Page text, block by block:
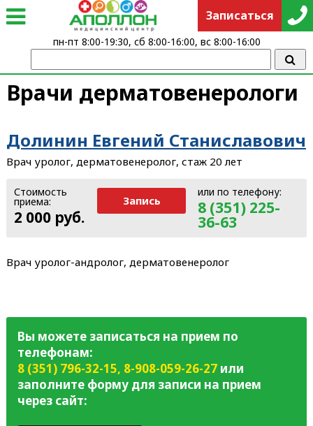
Врачи дерматовенерологи
Долинин Евгений Станиславович
Врач уролог, дерматовенеролог, стаж 20 лет
или по телефону:
8 (351) 225-
36-63
Стоимость
приема:
2 000 руб.
Запись
Врач уролог-андролог, дерматовенеролог
Вы можете записаться на прием по
телефонам:
8 (351) 796-32-15, 8-908-059-26-27или
заполните форму для записи на прием
через сайт:
Записаться
пн-пт 8:00-19:30, сб 8:00-16:00, вс 8:00-16:00